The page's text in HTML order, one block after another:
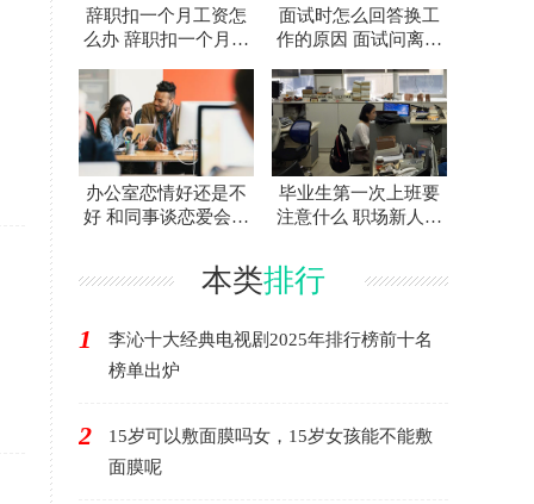
辞职扣一个月工资怎
么办 辞职扣一个月工
面试时怎么回答换工
作的原因 面试问离职
办公室恋情好还是不
好 和同事谈恋爱会有
毕业生第一次上班要
注意什么 职场新人要
本类排行
1
李沁十大经典电视剧2025年排行榜前十名
榜单出炉
2
15岁可以敷面膜吗女，15岁女孩能不能敷
面膜呢